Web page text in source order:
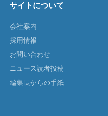
サイトについて
会社案内
採用情報
お問い合わせ
ニュース読者投稿
編集長からの手紙